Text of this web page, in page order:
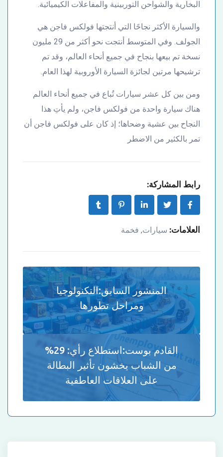
البخارية والشواحن التوربينية والمفاعلات الكيميائية.
والسيارة الأكثر نجاحًا التي أنتجتها فولكس فاجن هي
الجولف. وفي المتوسط أنتجت نحو أكثر من 29 مليون
نسخة تم بيعها بنجاح في جميع أنحاء العالم، وقد تم
ترشيحها مرتين لجائزة السيارة الأوروبية لهذا العام.
ومن بين كل عشر سيارات تُباع في جميع أنحاء العالم
هناك سيارة واحدة من فولكس فاجن، ولم يأتِ هذا
النجاح بين عشية وضحاها؛ إذ كان على فولكس فاجن أن
تمر بالكثير من الاضطر
رابط المشاركة:
العلامات: سيارات, فخمة
المنشور السابق:التكنولوجيا
ومراحل تطورها
القادم بوست:
استطلاع رأي: 29%
من الشباب يخشون تأثير البطالة
على العلاقات العاطفية